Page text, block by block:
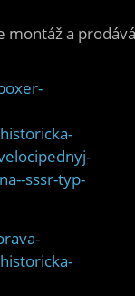
montáž a
sssr-typ-